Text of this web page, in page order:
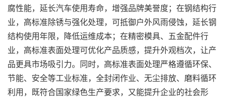
腐性能，延长汽车使用寿命，增强品牌美誉度；在钢结构行
业，高标准除锈与强化处理，可抵御户外风雨侵蚀，延长钢
结构使用年限，降低运维成本；在精密模具、五金配件行
业，高标准表面处理可优化产品质感，提升外观档次，让产
品更具市场吸引力。同时，高标准表面处理严格遵循环保、
节能、安全等工业标准，全封闭作业、无尘排放、磨料循环
利用，既符合国家绿色生产要求，又能提升企业的社会形